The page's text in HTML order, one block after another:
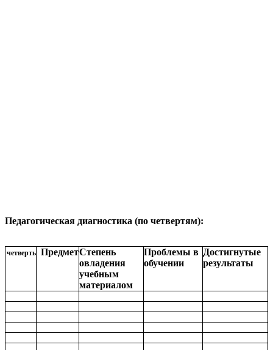
Педагогическая диагностика (по четвертям):
четверть ПредметСтепень
овладения
учебным
материалом
Проблемы в
обучении
Достигнутые
результаты